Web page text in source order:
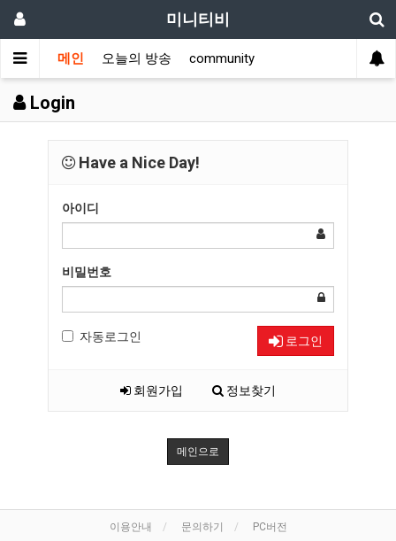
미니티비
메인 오늘의 방송 community
Login
Have a Nice Day!
아이디
비밀번호
자동로그인 로그인
회원가입 정보찾기
메인으로
이용안내 문의하기 PC버전